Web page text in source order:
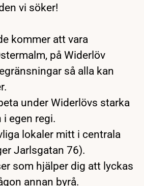
vi söker!
kommer att vara
på Widerlöv
så alla kan
under Widerlövs starka
i egen regi.
lokaler mitt i centrala
Jarlsgatan 76).
som hjälper dig att lyckas
annan byrå.